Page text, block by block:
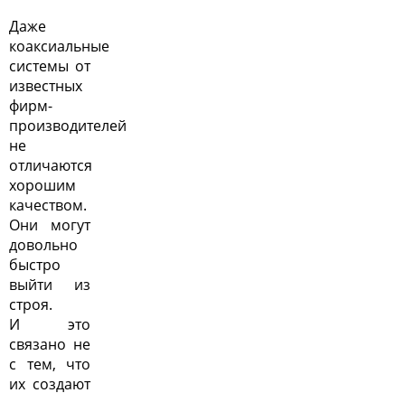
Даже
коаксиальные
системы от
известных
фирм-
производителей
не
отличаются
хорошим
качеством.
Они могут
довольно
быстро
выйти из
строя.
И это
связано не
с тем, что
их создают